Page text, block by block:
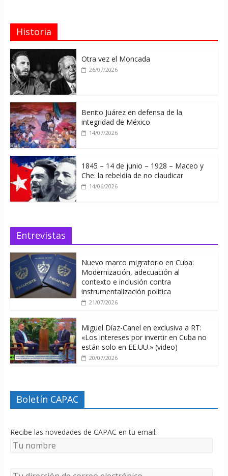
Historia
Otra vez el Moncada
26/07/2026
Benito Juárez en defensa de la
integridad de México
14/07/2026
1845 – 14 de junio – 1928 – Maceo y
Che: la rebeldía de no claudicar
14/06/2026
Entrevistas
Nuevo marco migratorio en Cuba:
Modernización, adecuación al
contexto e inclusión contra
instrumentalización política
21/07/2026
Miguel Díaz-Canel en exclusiva a RT:
«Los intereses por invertir en Cuba no
están solo en EE.UU.» (video)
20/07/2026
Boletín CAPAC
Recibe las novedades de CAPAC en tu email: